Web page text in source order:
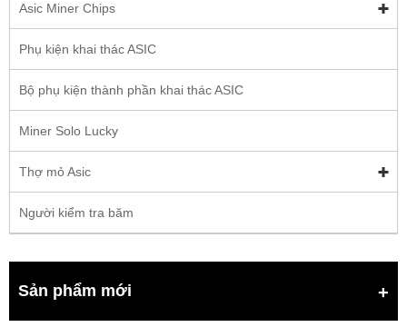
Asic Miner Chips
Phụ kiện khai thác ASIC
Bộ phụ kiện thành phần khai thác ASIC
Miner Solo Lucky
Thợ mỏ Asic
Người kiểm tra băm
Sản phẩm mới